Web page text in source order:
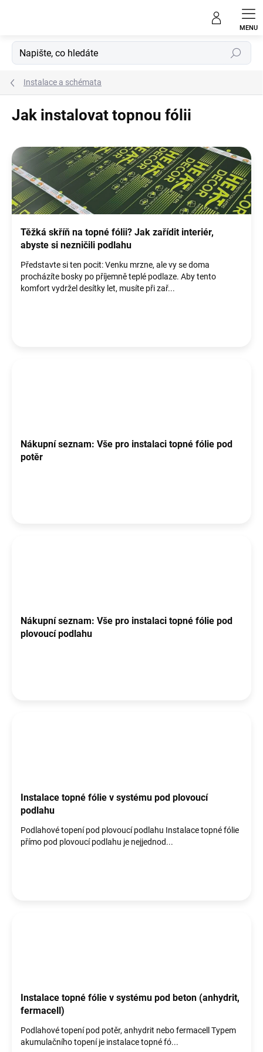
Hledat
Instalace a schémata
Jak instalovat topnou fólii
ý
p
i
s
č
Těžká skříň na topné fólii? Jak zařídit interiér,
abyste si nezničili podlahu
Představte si ten pocit: Venku mrzne, ale vy se doma
procházíte bosky po příjemně teplé podlaze. Aby tento
komfort vydržel desítky let, musíte při zař...
Nákupní seznam: Vše pro instalaci topné fólie pod
potěr
Nákupní seznam: Vše pro instalaci topné fólie pod
plovoucí podlahu
Instalace topné fólie v systému pod plovoucí
podlahu
Podlahové topení pod plovoucí podlahu Instalace topné fólie
přímo pod plovoucí podlahu je nejjednod...
Instalace topné fólie v systému pod beton (anhydrit,
fermacell)
Podlahové topení pod potěr, anhydrit nebo fermacell Typem
akumulačního topení je instalace topné fó...